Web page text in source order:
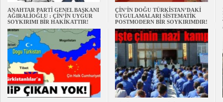
ANAHTAR PARTİ GENEL BAŞKANI
AĞIRALİOĞLU : ÇİN’İN UYGUR
SOYKIRIMI BİR HAKİKATTIR!
ÇİN’İN DOĞU TÜRKİSTAN’DAKİ
UYGULAMALARI SİSTEMATİK
POSTMODERN BİR SOYKIRIMDIR!